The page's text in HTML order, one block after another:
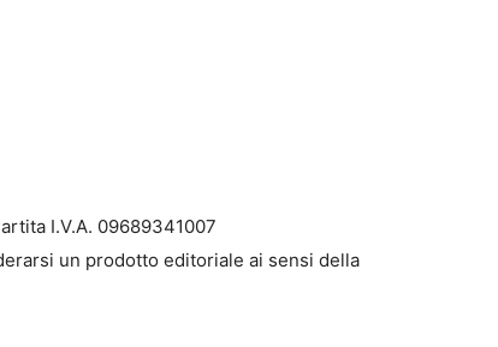
I.V.A. 09689341007
un prodotto editoriale ai sensi della